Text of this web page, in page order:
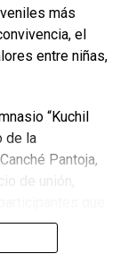
más
el
entre niñas,
“Kuchil
de la
Pantoja,
de unión,
crecimiento
impulsa